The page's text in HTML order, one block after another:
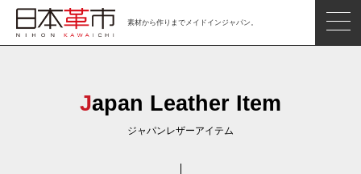
素材から作りまでメイドインジャパン。
Japan Leather Item
ジャパンレザーアイテム